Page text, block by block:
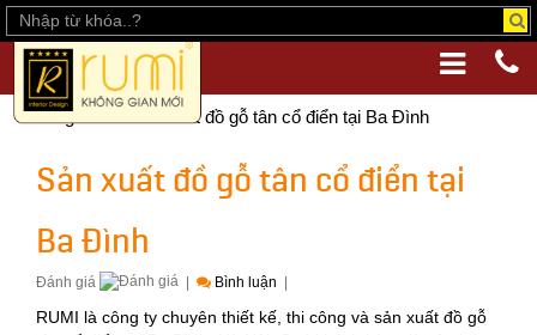
Trang chủ Sản xuất đồ gỗ tân cổ điển tại Ba Đình
Sản xuất đồ gỗ tân cổ điển tại
Ba Đình
Đánh giá Bình luận
RUMI là công ty chuyên thiết kế, thi công và sản xuất đồ gỗ